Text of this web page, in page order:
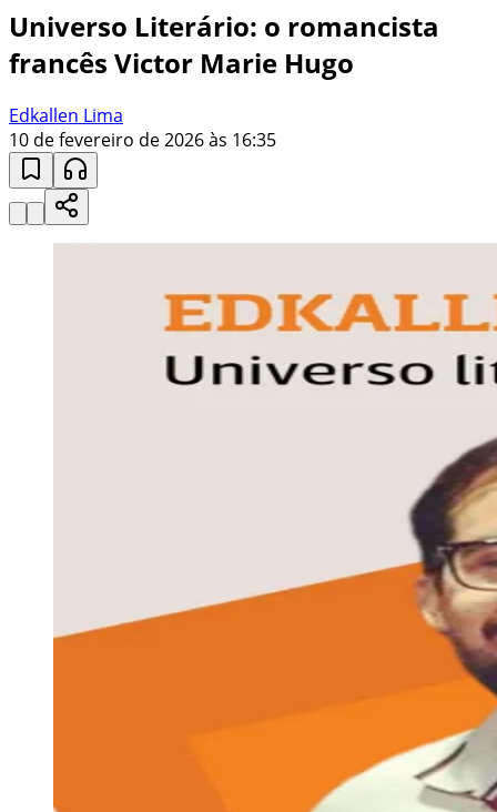
Universo Literário: o romancista
francês Victor Marie Hugo
Edkallen Lima
10 de fevereiro de 2026 às 16:35